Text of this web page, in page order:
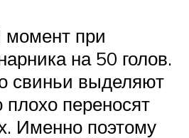
при
на 50 голов.
свиньи выделяют
плохо переносят
Именно поэтому